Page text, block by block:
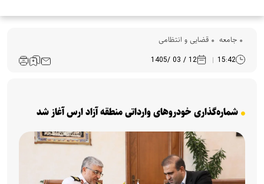
جامعه قضایی و انتظامی
15:42
12 / 03 /1405
شماره‌گذاری خودروهای وارداتی منطقه آزاد ارس آغاز شد